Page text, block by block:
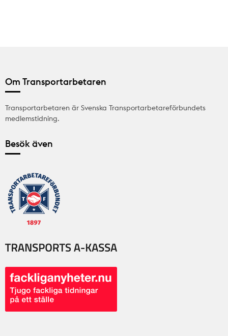
Om Transportarbetaren
Transportarbetaren är Svenska Transportarbetareförbundets
medlemstidning.
Besök även